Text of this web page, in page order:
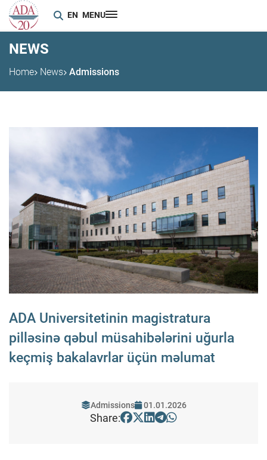
EN MENU
NEWS
Home News Admissions
ADA Universitetinin magistratura
pilləsinə qəbul müsahibələrini uğurla
keçmiş bakalavrlar üçün məlumat
Admissions 01.01.2026
Share: